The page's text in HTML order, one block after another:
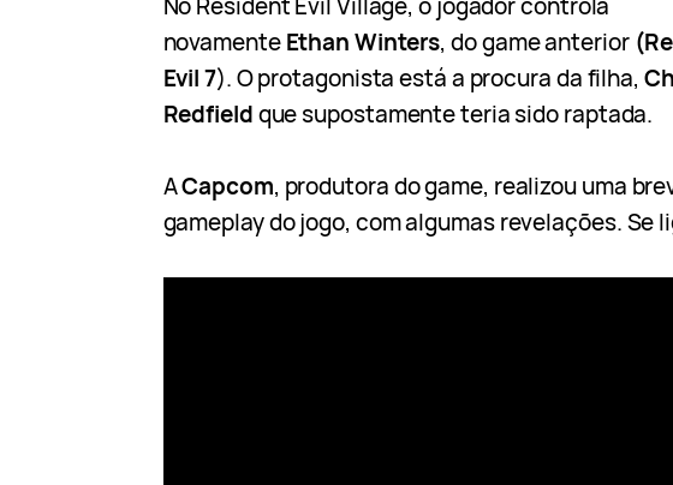
No Resident Evil Village, o jogador controla
novamenteEthan Winters, do game anterior
Evil 7). O protagonista está a procura da filha,
Redfieldque supostamente teria sido raptada.
ACapcom, produtora do game, realizou uma
gameplay do jogo, com algumas revelações. Se